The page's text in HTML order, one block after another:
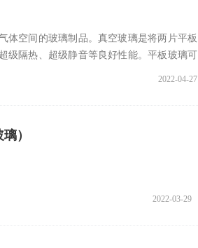
体空间的玻璃制品。真空玻璃是将两片平板
级隔热、超级静音等良好性能。平板玻璃可
2022-04-27
）
2022-03-29